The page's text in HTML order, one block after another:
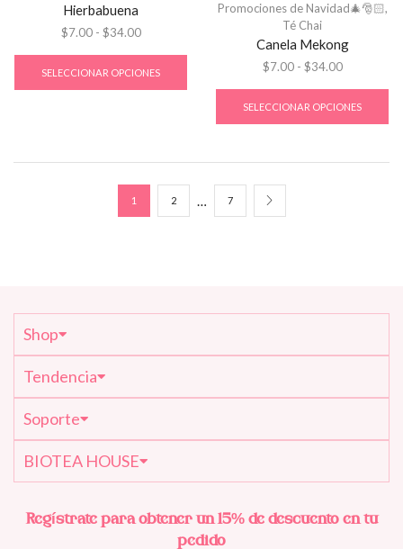
Hierbabuena
$7.00 - $34.00
SELECCIONAR OPCIONES
Promociones de Navidad🎄🎅🏻,
Té Chai
Canela Mekong
$7.00 - $34.00
SELECCIONAR OPCIONES
1 2 … 7
Shop
Tendencia
Soporte
BIOTEA HOUSE
Regístrate para obtener un 15% de descuento en tu
pedido